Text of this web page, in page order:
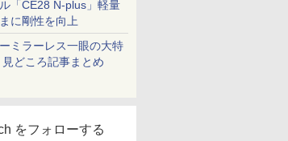
「CE28 N-plus」軽量
に剛性を向上
ミラーレス一眼の大特
どころ記事まとめ
をフォローする